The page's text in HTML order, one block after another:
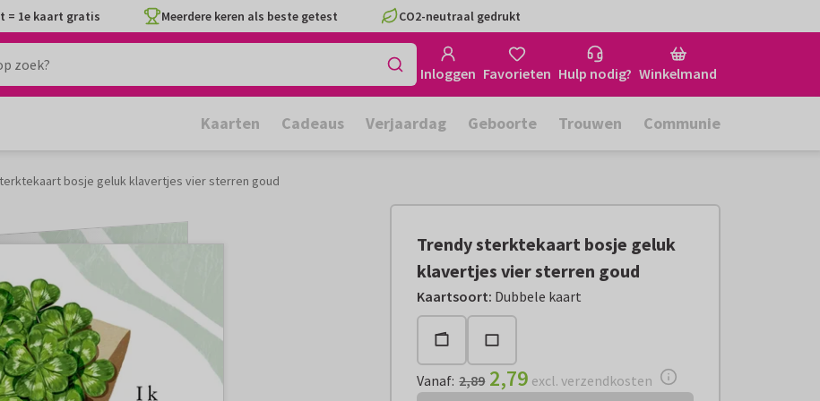
= 1e kaart gratis Meerdere keren als beste getest CO2-neutraal gedrukt
Inloggen Favorieten Hulp nodig? Winkelmand
Kaarten Cadeaus Verjaardag Geboorte Trouwen Communie
bosje geluk klavertjes vier sterren goud
Trendy sterktekaart bosje geluk
klavertjes vier sterren goud
Kaartsoort: Dubbele kaart
Vanaf:€ 2,79 excl. verzendkosten
Vanaf: 2,89 2,79 excl. verzendkosten